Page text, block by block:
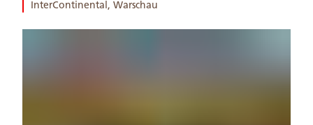
InterContinental, Warschau